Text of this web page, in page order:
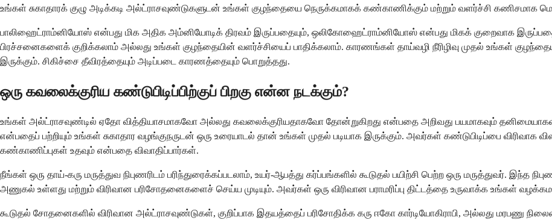
உங்கள் சுகாதாரக் குழு அடிக்கடி அல்ட்ராசவுண்டுகளுடன் உங்கள் குழந்தையை நெருக்கமாகக் கண்காணிக்கும் மற்றும் வளர்ச்சி கணிசமாக
பாலிஹைட்ராம்னியோஸ் என்பது மிக அதிக அம்னியோடிக் திரவம் இருப்பதையும், ஒலிகோஹைட்ராம்னியோஸ் என்பது மிகக் குறைவாக
பிரச்சனைகளைக் குறிக்கலாம் அல்லது உங்கள் குழந்தையின் வளர்ச்சியைப் பாதிக்கலாம். காரணங்கள் தாய்வழி நீரிழிவு முதல் உங்கள்
இருக்கும். சிகிச்சை தீவிரத்தையும் அடிப்படை காரணத்தையும் பொறுத்தது.
ஒரு கவலைக்குரிய கண்டுபிடிப்பிற்குப் பிறகு என்ன நடக்கும்?
உங்கள் அல்ட்ராசவுண்டில் ஏதோ வித்தியாசமாகவோ அல்லது கவலைக்குரியதாகவோ தோன்றுகிறது என்பதை அறிவது பயமாகவும்
என்பதைப் பற்றியும் உங்கள் சுகாதார வழங்குநருடன் ஒரு உரையாடல் தான் உங்கள் முதல் படியாக இருக்கும். அவர்கள் கண்டுபிடிப்பை
கண்காணிப்புகள் உதவும் என்பதை விவாதிப்பார்கள்.
நீங்கள் ஒரு தாய்-கரு மருத்துவ நிபுணரிடம் பரிந்துரைக்கப்படலாம், உயர்-ஆபத்து கர்ப்பங்களில் கூடுதல் பயிற்சி பெற்ற ஒரு மருத்துவர். இந்த
அணுகல் உள்ளது மற்றும் விரிவான பரிசோதனைகளைச் செய்ய முடியும். அவர்கள் ஒரு விரிவான பராமரிப்பு திட்டத்தை உருவாக்க உங்கள்
கூடுதல் சோதனைகளில் விரிவான அல்ட்ராசவுண்டுகள், குறிப்பாக இதயத்தைப் பரிசோதிக்க கரு ஈகோ கார்டியோகிராபி, அல்லது மரபணு